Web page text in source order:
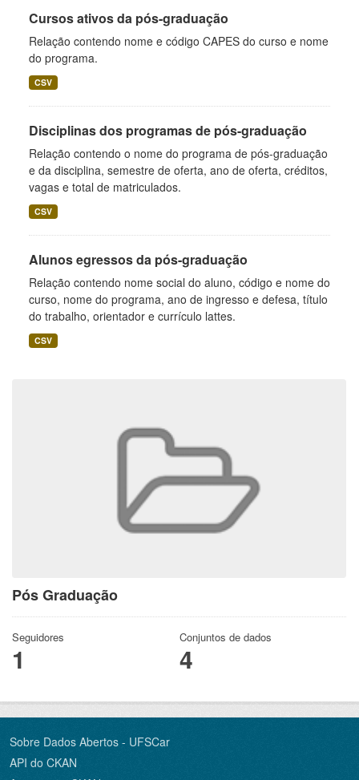
Pós Graduação
Seguidores
1
Conjuntos de dados
4
Cursos ativos da pós-graduação
Relação contendo nome e código CAPES do curso e nome
do programa.
CSV
Disciplinas dos programas de pós-graduação
Relação contendo o nome do programa de pós-graduação
e da disciplina, semestre de oferta, ano de oferta, créditos,
vagas e total de matriculados.
CSV
Alunos egressos da pós-graduação
Relação contendo nome social do aluno, código e nome do
curso, nome do programa, ano de ingresso e defesa, título
do trabalho, orientador e currículo lattes.
CSV
Sobre Dados Abertos - UFSCar
API do CKAN